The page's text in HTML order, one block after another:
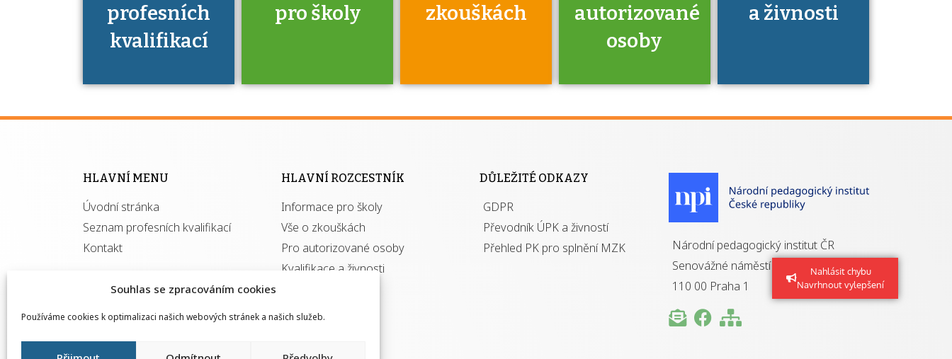
Souhlas se zpracováním cookies
Používáme cookies k optimalizaci našich webových stránek a našich služeb.
Nahlásit chybu
Navrhnout vylepšení
profesních
kvalifikací
pro školy
Víte, že jako škola
kvalifikací jisté
získávání
autorizací?
zkouškách
autorizované
osoby
výhody má získání
a živnosti
HLAVNÍ MENU
Úvodní stránka
Seznam profesních kvalifikací
Kontakt
HLAVNÍ ROZCESTNÍK
Informace pro školy
Vše o zkouškách
Pro autorizované osoby
Kvalifikace a živnosti
DŮLEŽITÉ ODKAZY
GDPR
Převodník ÚPK a živností
Přehled PK pro splnění MZK
Národní pedagogický institut ČR
Senovážné náměstí 25
110 00 Praha 1